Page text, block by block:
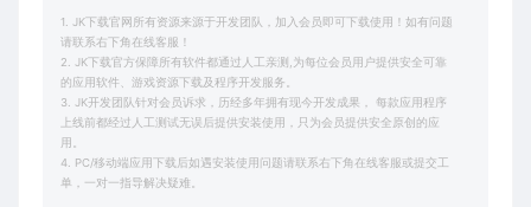
1. JK下载官网所有资源来源于开发团队，加入会员即可下载使用！如有问题
请联系右下角在线客服！
2. JK下载官方保障所有软件都通过人工亲测,为每位会员用户提供安全可靠
的应用软件、游戏资源下载及程序开发服务。
3. JK开发团队针对会员诉求，历经多年拥有现今开发成果， 每款应用程序
上线前都经过人工测试无误后提供安装使用，只为会员提供安全原创的应
用。
4. PC/移动端应用下载后如遇安装使用问题请联系右下角在线客服或提交工
单，一对一指导解决疑难。